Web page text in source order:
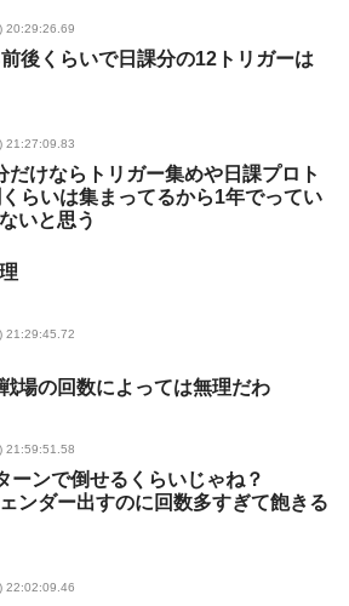
20:29:26.69
後くらいで日課分の12トリガーは
21:27:09.83
だけならトリガー集めや日課プロト
らいは集まってるから1年でってい
いと思う
21:29:45.72
場の回数によっては無理だわ
21:59:51.58
ーンで倒せるくらいじゃね？
ンダー出すのに回数多すぎて飽きる
22:02:09.46